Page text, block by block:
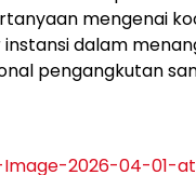
mengenai
dalam
pengangkutan